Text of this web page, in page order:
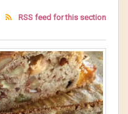
RSS feed for this section